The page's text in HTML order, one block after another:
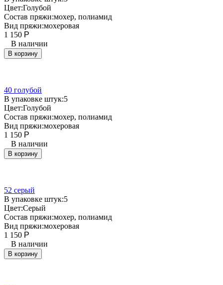
Цвет:Голубой
Состав пряжи:мохер, полиамид
Вид пряжи:мохеровая
1 150 Р
В наличии
В корзину
40 голубой
В упаковке штук:5
Цвет:Голубой
Состав пряжи:мохер, полиамид
Вид пряжи:мохеровая
1 150 Р
В наличии
В корзину
52 серый
В упаковке штук:5
Цвет:Серый
Состав пряжи:мохер, полиамид
Вид пряжи:мохеровая
1 150 Р
В наличии
В корзину